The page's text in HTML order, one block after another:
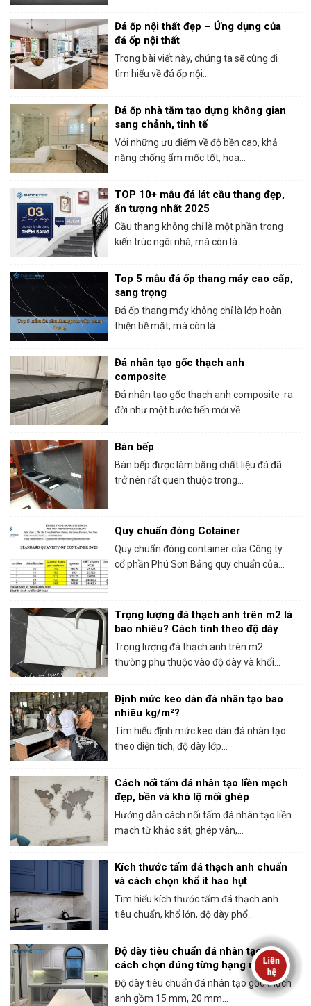
Đá ốp nội thất đẹp – Ứng dụng của
đá ốp nội thất
Trong bài viết này, chúng ta sẽ cùng đi
tìm hiểu về đá ốp nội...
Đá ốp nhà tắm tạo dựng không gian
sang chảnh, tinh tế
Với những ưu điểm về độ bền cao, khả
năng chống ẩm mốc tốt, hoa...
TOP 10+ mẫu đá lát cầu thang đẹp,
ấn tượng nhất 2025
Cầu thang không chỉ là một phần trong
kiến trúc ngôi nhà, mà còn là...
Top 5 mẫu đá ốp thang máy cao cấp,
sang trọng
Đá ốp thang máy không chỉ là lớp hoàn
thiện bề mặt, mà còn là...
Đá nhân tạo gốc thạch anh
composite
Đá nhân tạo gốc thạch anh composite ra
đời như một bước tiến mới về...
Bàn bếp
Bàn bếp được làm bằng chất liệu đá đã
trở nên rất quen thuộc trong...
Quy chuẩn đóng Cotainer
Quy chuẩn đóng container của Công ty
cổ phần Phú Sơn Bảng quy chuẩn của...
Trọng lượng đá thạch anh trên m2 là
bao nhiêu? Cách tính theo độ dày
Trọng lượng đá thạch anh trên m2
thường phụ thuộc vào độ dày và khối...
Định mức keo dán đá nhân tạo bao
nhiêu kg/m²?
Tìm hiểu định mức keo dán đá nhân tạo
theo diện tích, độ dày lớp...
Cách nối tấm đá nhân tạo liền mạch
đẹp, bền và khó lộ mối ghép
Hướng dẫn cách nối tấm đá nhân tạo liền
mạch từ khảo sát, ghép vân,...
Kích thước tấm đá thạch anh chuẩn
và cách chọn khổ ít hao hụt
Tìm hiểu kích thước tấm đá thạch anh
tiêu chuẩn, khổ lớn, độ dày phổ...
Độ dày tiêu chuẩn đá nhân tạo và
cách chọn đúng từng hạng mục
Độ dày tiêu chuẩn đá nhân tạo gốc thạch
anh gồm 15 mm, 20 mm...